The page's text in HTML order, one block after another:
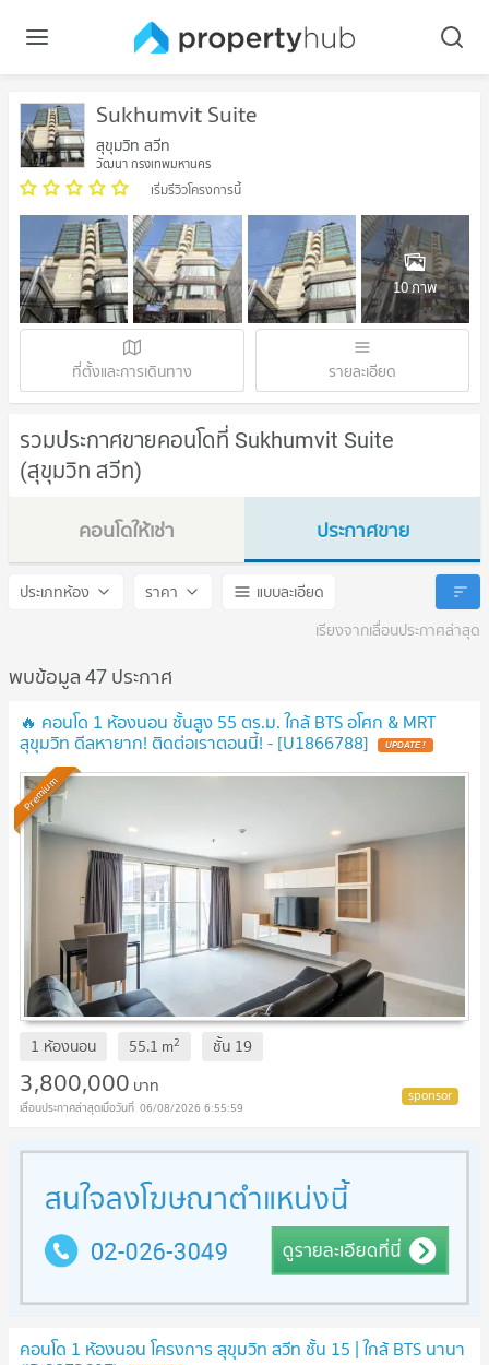
Sukhumvit Suite
สุขุมวิท สวีท
วัฒนา กรุงเทพมหานคร
เริ่มรีวิวโครงการนี้
10 ภาพ
ที่ตั้งและการเดินทาง รายละเอียด
รวมประกาศขายคอนโดที่ Sukhumvit Suite
(สุขุมวิท สวีท)
คอนโดให้เช่า
Sukhumvit Suite
ประกาศขาย
Sukhumvit Suite
ประเภทห้อง ราคา
แบบละเอียด
เรียงจากเลื่อนประกาศล่าสุด
พบข้อมูล 47 ประกาศ
🔥 คอนโด 1 ห้องนอน ชั้นสูง 55 ตร.ม. ใกล้ BTS อโศก & MRT
สุขุมวิท ดีลหายาก! ติดต่อเราตอนนี้! - [U1866788] UPDATE !
Premium
1 ห้องนอน 55.1 m2 ชั้น 19
3,800,000 บาท
06/08/2026 6:55:59
คอนโด 1 ห้องนอน โครงการ สุขุมวิท สวีท ชั้น 15 | ใกล้ BTS นานา